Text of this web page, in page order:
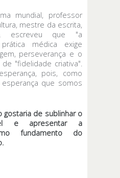
mundial, professor
mestre da escrita,
escreveu que "a
médica exige
perseverança e o
"fidelidade criativa".
pois, como
que somos
gostaria de sublinhar o
e apresentar a
fundamento do